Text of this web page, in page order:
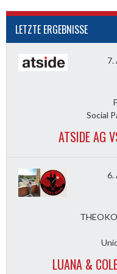
LETZTE ERGEBNISSE
7.
Social
ATSIDE AG
6.
LUANA &